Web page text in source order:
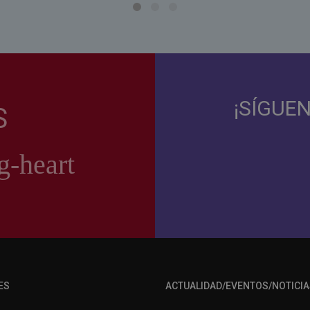
ACTUALIDAD/EVENTOS/